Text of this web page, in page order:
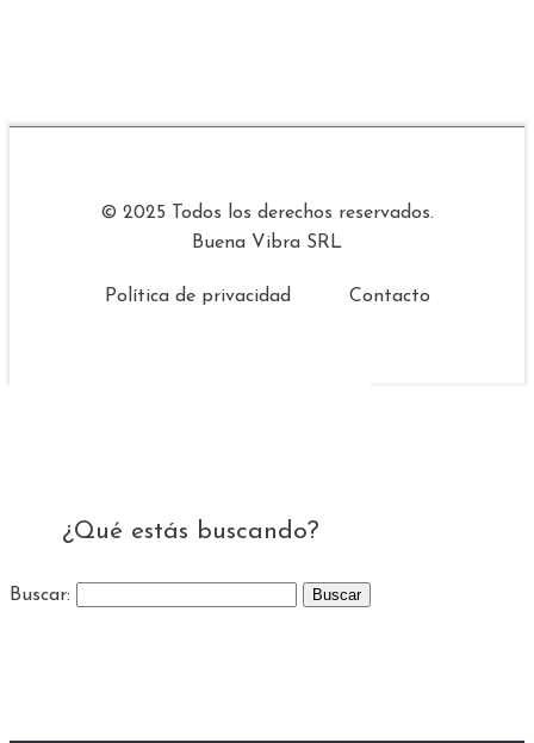
© 2025 Todos los derechos reservados.
Buena Vibra SRL
Política de privacidad Contacto
¿Qué estás buscando?
Buscar: